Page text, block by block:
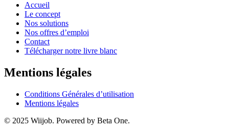
Accueil
Le concept
Nos solutions
Nos offres d’emploi
Contact
Télécharger notre livre blanc
Mentions légales
Conditions Générales d’utilisation
Mentions légales
© 2025 Wiijob. Powered by Beta One.